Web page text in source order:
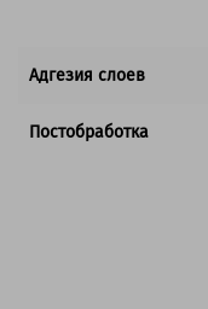
Адгезия слоев
Постобработка